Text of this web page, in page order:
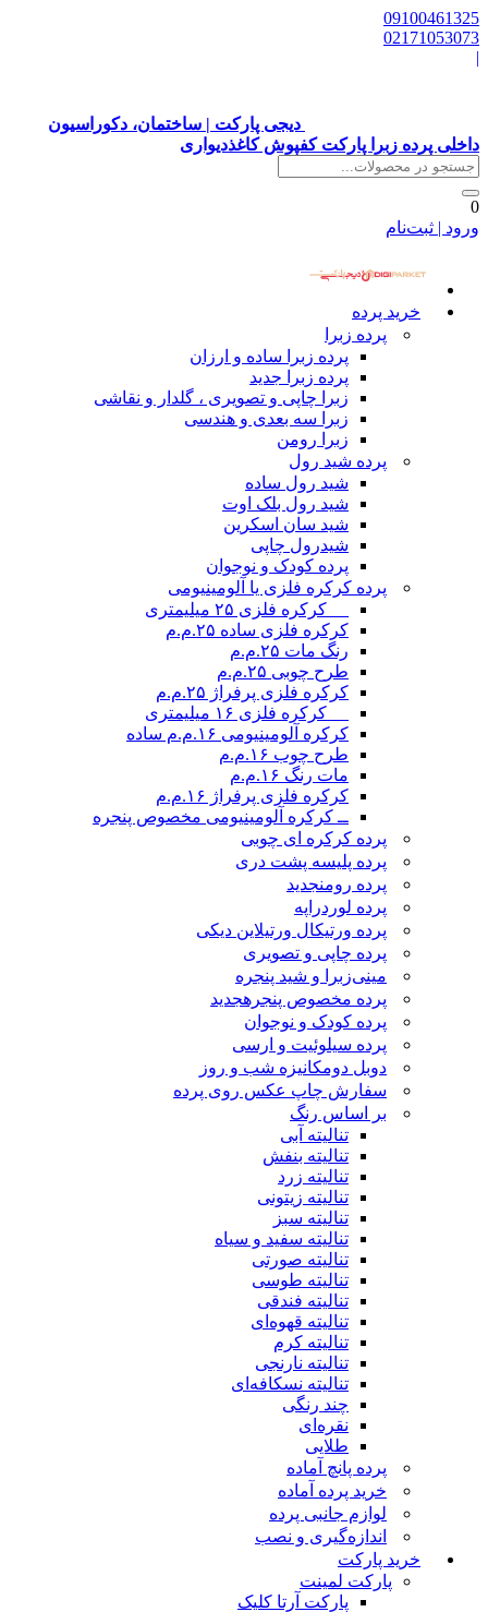
09100461325
02171053073
|
دیجی پارکت | ساختمان، دکوراسیون
داخلی پرده زبرا پارکت کفپوش کاغذدیواری
0
ورود | ثبت‌نام
خرید پرده
پرده زبرا
پرده زبرا ساده و ارزان
پرده زبرا جدید
زبرا چاپی و تصویری ، گلدار و نقاشی
زبرا سه بعدی و هندسی
زبرا رومن
پرده شید رول
شید رول ساده
شید رول بلک اوت
شید سان اسکرین
شیدرول چاپی
پرده کودک و نوجوان
پرده کرکره فلزی یا آلومینیومی
__ کرکره فلزی ۲۵ میلیمتری
کرکره فلزی ساده ۲۵.م.م
رنگ مات ۲۵.م.م
طرح چوبی ۲۵.م.م
کرکره فلزی پرفراژ ۲۵.م.م
__ کرکره فلزی ۱۶ میلیمتری
کرکره آلومینیومی ۱۶.م.م ساده
طرح چوب ۱۶.م.م
مات رنگ ۱۶.م.م
کرکره فلزی پرفراژ ۱۶.م.م
ــ کرکره آلومینیومی مخصوص پنجره
پرده کرکره ای چوبی
پرده پلیسه پشت دری
پرده رومنجدید
پرده لوردراپه
پرده ورتیکال ورتیلاین دیکی
پرده چاپی و تصویری
مینی‌زبرا و شید پنجره
پرده مخصوص پنجرهجدید
پرده کودک و نوجوان
پرده سیلوئیت و ارسی
دوبل دومکانیزه شب و روز
سفارش چاپ عکس روی پرده
بر اساس رنگ
تنالیته آبی
تنالیته بنفش
تنالیته زرد
تنالیته زیتونی
تنالیته سبز
تنالیته سفید و سیاه
تنالیته صورتی
تنالیته طوسی
تنالیته فندقی
تنالیته قهوه‌ای
تنالیته کرم
تنالیته نارنجی
تنالیته نسکافه‌ای
چند رنگی
نقره‌ای
طلایی
پرده پانچ آماده
خرید پرده آماده
لوازم جانبی پرده
اندازه‌گیری و نصب
خرید پارکت
پارکت لمینت
پارکت آرتا کلیک